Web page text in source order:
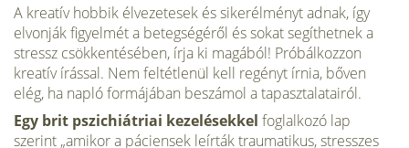
A kreatív hobbik élvezetesek és sikerélményt adnak, így
elvonják figyelmét a betegségéről és sokat segíthetnek a
stressz csökkentésében, írja ki magából! Próbálkozzon
kreatív írással. Nem feltétlenül kell regényt írnia, bőven
elég, ha napló formájában beszámol a tapasztalatairól.
Egy brit pszichiátriai kezelésekkel foglalkozó lap
szerint „amikor a páciensek leírták traumatikus, stresszes